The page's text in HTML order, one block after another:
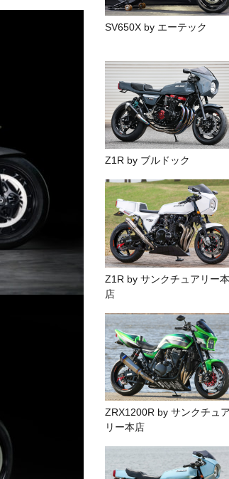
SV650X by エーテック
Z1R by ブルドック
Z1R by サンクチュアリー本
店
ZRX1200R by サンクチュア
リー本店